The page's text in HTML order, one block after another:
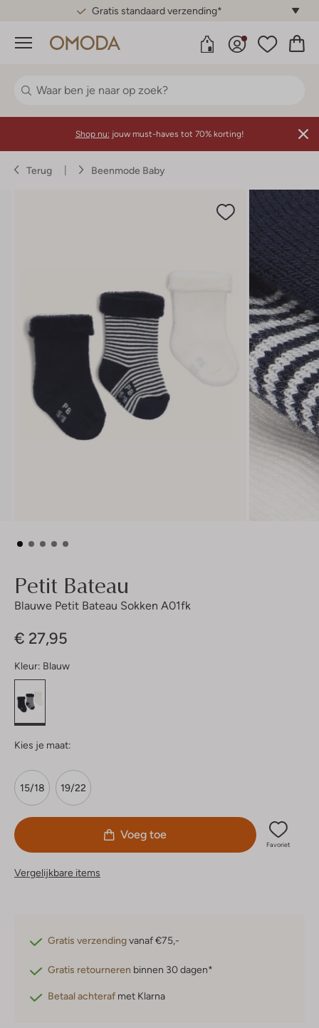
Gratis standaard verzending*
Menu
Shop nu: jouw must-haves tot 70% korting!
Terug Beenmode Baby
Petit Bateau
Blauwe Petit Bateau Sokken A01fk
€ 27,95
Kleur: Blauw
Kies je maat:
15/18 19/22
Voeg toe
Favoriet
Vergelijkbare items
Gratis verzendingvanaf €75,-
Gratis retourneren binnen 30 dagen*
Betaal achteraf met Klarna